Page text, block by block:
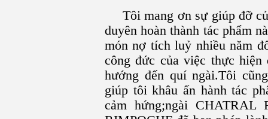
Tôi mang ơn sự giúp đỡ
duyên hoàn thành tác phẩm
món nợ tích luỷ nhiều năm
công đức của việc thực
hướng đến quí ngài.Tôi
giúp tôi khâu ấn hành tác
cảm hứng;ngài CHATRAL